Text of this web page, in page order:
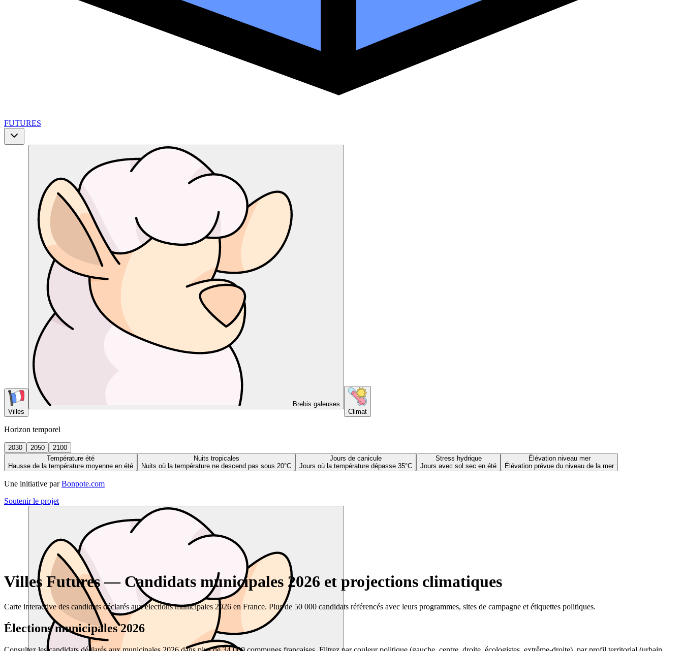
FUTURES
Villes
Brebis galeuses
Climat
Horizon temporel
2030 2050
2100
Température été
Hausse de la température moyenne en été
Nuits tropicales
Nuits où la température ne descend pas sous 20°C
Jours de canicule
Jours où la température dépasse 35°C
Stress hydrique
Jours avec sol sec en été
Élévation niveau mer
Élévation prévue du niveau de la mer
Une initiative par Bonpote.com
Soutenir le projet
Villes Futures — Candidats municipales 2026 et projections climatiques
Carte interactive des candidats déclarés aux élections municipales 2026 en France. Plus de 50 000 candidats référencés avec leurs programmes, sites de campagne et étiquettes politiques.
Élections municipales 2026